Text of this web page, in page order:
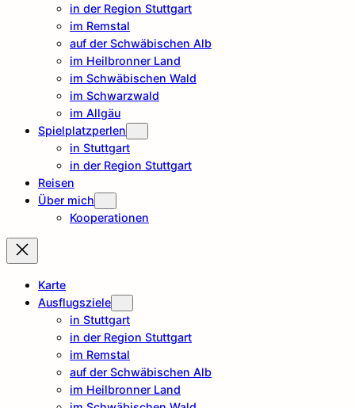
in der Region Stuttgart
im Remstal
auf der Schwäbischen Alb
im Heilbronner Land
im Schwäbischen Wald
im Schwarzwald
im Allgäu
Spielplatzperlen
in Stuttgart
in der Region Stuttgart
Reisen
Über mich
Kooperationen
Karte
Ausflugsziele
in Stuttgart
in der Region Stuttgart
im Remstal
auf der Schwäbischen Alb
im Heilbronner Land